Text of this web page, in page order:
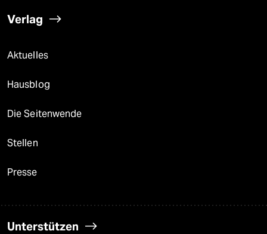
Verlag
Aktuelles
Hausblog
Die Seitenwende
Stellen
Presse
Unterstützen